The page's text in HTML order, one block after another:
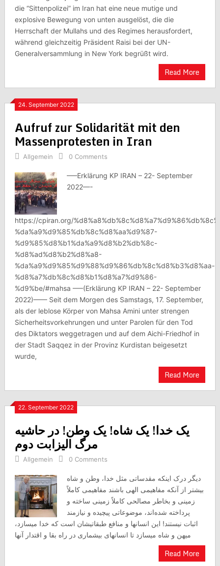
die “Sittenpolizei” im Iran hat eine neue mutige und
explosive Bewegung von unten ausgelöst, die die
Herrschaft der Mullahs und des Regimes herausfordert,
während gleichzeitig Präsident Raisi bei der UN-
Generalversammlung in New York begrüßt wird.
Read More
24. September 2022
Aufruf zur Solidarität mit den
Massenprotesten in Iran
Allgemein 0 Comments
—–Erklärung KP IRAN – 22- September
2022—-
https://cpiran.org/
%da%a9%d9%85%db%8c%d8%aa%d9%87-
%d9%85%d8%b1%da%a9%d8%b2%db%8c-
%d8%ad%d8%b2%d8%a8-
%da%a9%d9%85%d9%88%d9%86%db%8c%d8%b3%d8%aa-
%d8%a7%db%8c%d8%b1%d8%a7%d9%86-
%d9%be/#mahsa —–(Erklärung KP IRAN – 22- September
2022)—— Seit dem Morgen des Samstags, 17. September,
als der leblose Körper von Mahsa Amini unter strengen
Sicherheitsvorkehrungen und unter Parolen für den Tod
des Diktators weggetragen und auf dem Aichi-Friedhof in
der Stadt Saqqez in der Provinz Kurdistan beigesetzt
wurde,
Read More
22. September 2022
یک خدا! یک شاه! یک وطن! در حاشیه
مرگ الیزابت دوم
Allgemein 0 Comments
دیگر درک اینکه مقدساتی مثل خدا، وطن و شاه
بیشتر از آنکه مفاهیمی الهی باشند مفاهیمی کاملاً
زمینی و بخاطر مصالحی کاملاً زمینی ساخته و
پرداخته شده‌اند، موضوعاتی پیچیده و نیازمند
اثبات نیستند! این انسانها و منافع طبقاتیشان است که خدا میسازد،
میهن و شاه میسازد تا انسانهای بیشماری در راه بقا و اقتدار آنها
Read More